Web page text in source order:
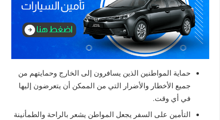
حماية المواطنين الذين يسافرون إلى الخارج وحمايتهم من
جميع الأخطار والأضرار التي من الممكن أن يتعرضون إليها
في أي وقت.
التأمين على السفر يجعل المواطن يشعر بالراحة والطمأنينة